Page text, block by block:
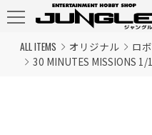
ALL ITEMS オリジナル
ロ
30 MINUTES MISSIONS